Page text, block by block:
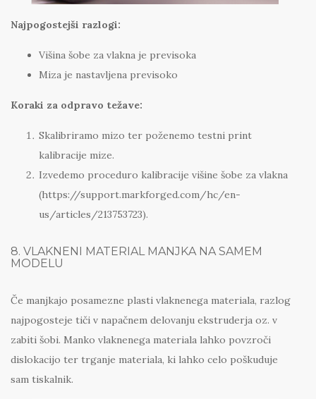
Najpogostejši razlogi:
Višina šobe za vlakna je previsoka
Miza je nastavljena previsoko
Koraki za odpravo težave:
Skalibriramo mizo ter poženemo testni print
kalibracije mize.
Izvedemo proceduro kalibracije višine šobe za vlakna
(https://support.markforged.com/hc/en-
us/articles/213753723).
8. VLAKNENI MATERIAL MANJKA NA SAMEM
MODELU
Če manjkajo posamezne plasti vlaknenega materiala, razlog
najpogosteje tiči v napačnem delovanju ekstruderja oz. v
zabiti šobi. Manko vlaknenega materiala lahko povzroči
dislokacijo ter trganje materiala, ki lahko celo poškuduje
sam tiskalnik.